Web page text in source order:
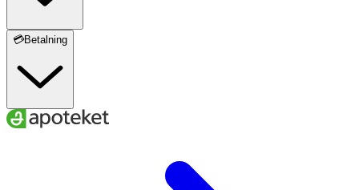
💳Betalning